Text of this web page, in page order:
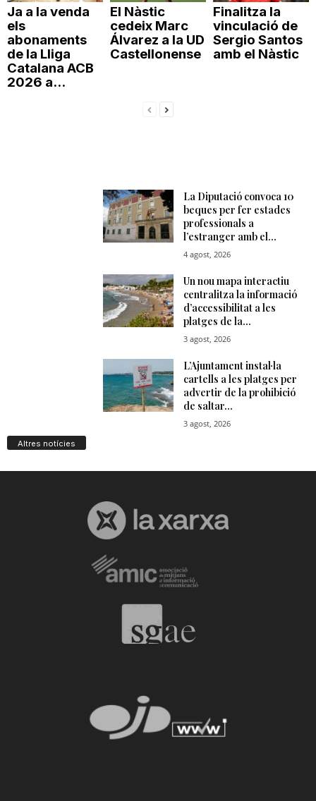
Ja a la venda
els
abonaments
de la Lliga
Catalana ACB
2026 a...
El Nàstic
cedeix Marc
Álvarez a la UD
Castellonense
Finalitza la
vinculació de
Sergio Santos
amb el Nàstic
Altres notícies